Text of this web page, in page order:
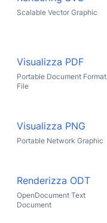
Scalable Vector Graphic
Visualizza PDF
Portable Document Format
File
Visualizza PNG
Portable Network Graphic
Renderizza ODT
OpenDocument Text
Document